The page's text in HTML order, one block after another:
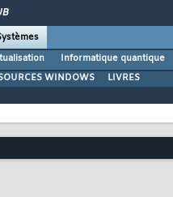
Informatique quantique
WINDOWS LIVRES